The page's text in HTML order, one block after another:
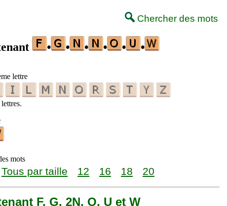
Chercher des mots
• • • • • •
lettre
mots
Tous par taille 12 16 18 20
F, G, 2N, O, U et W